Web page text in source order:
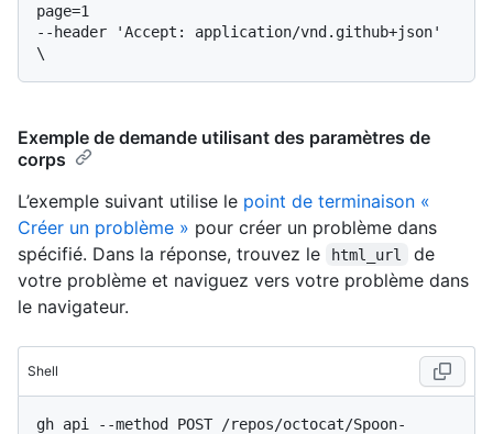
page=1
--header 'Accept: application/vnd.github+json'
Exemple de demande utilisant des paramètres de
corps
L’exemple suivant utilise le point de terminaison «
Créer un problème » pour créer un problème dans
spécifié. Dans la réponse, trouvez le
html_url
de
votre problème et naviguez vers votre problème dans
le navigateur.
Shell
gh api --method POST /repos/octocat/Spoon-